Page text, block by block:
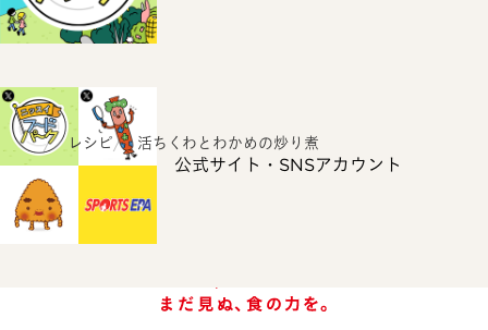
公式サイト・SNSアカウント
ホーム レシピ 活ちくわとわかめの炒り煮